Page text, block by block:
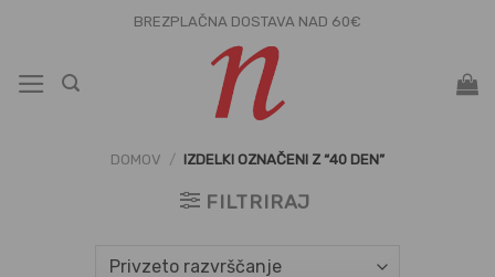
vsebino
BREZPLAČNA DOSTAVA NAD 60€
DOMOV / IZDELKI OZNAČENI Z “40 DEN”
FILTRIRAJ